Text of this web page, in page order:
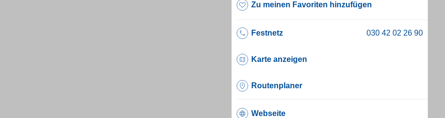
Zu meinen Favoriten hinzufügen
Festnetz
Karte anzeigen
Routenplaner
Webseite